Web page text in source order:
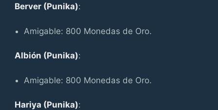
Berver (Punika):
Amigable: 800 Monedas de Oro.
Albión (Punika):
Amigable: 800 Monedas de Oro.
Hariya (Punika):